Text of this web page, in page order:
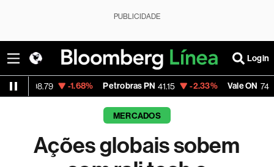
PUBLICIDADE
Login
-1.68% Petrobras PN 41.15 -2.33% Vale ON 74.94 -
MERCADOS
Ações globais sobem